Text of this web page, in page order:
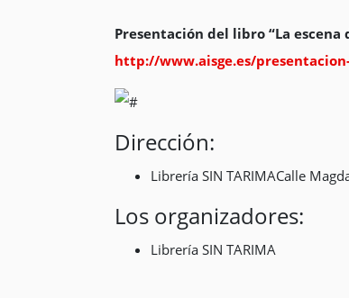
Presentación del libro “La escena
http://www.aisge.es/
Dirección:
Librería SIN TARIMACalle
Los organizadores:
Librería SIN TARIMA